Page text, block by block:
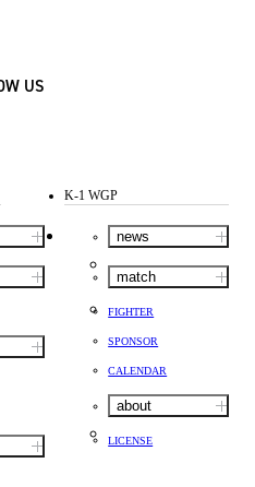
US
K-1 WGP
news
match
FIGHTER
SPONSOR
CALENDAR
about
LICENSE